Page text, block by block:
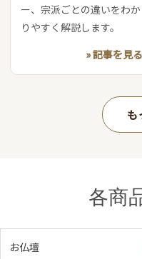
ー、宗派ごとの違いをわか
りやすく解説します。
» 記事を見る
も
各商
お仏壇